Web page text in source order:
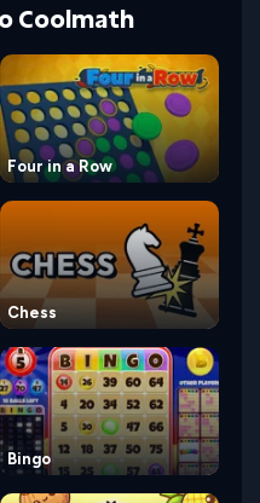
Coolmath
Four in a Row
Chess
Bingo